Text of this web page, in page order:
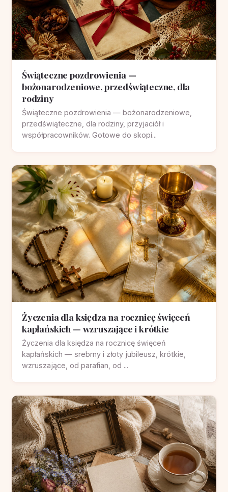
Świąteczne pozdrowienia —
bożonarodzeniowe, przedświąteczne, dla
rodziny
Świąteczne pozdrowienia — bożonarodzeniowe,
przedświąteczne, dla rodziny, przyjaciół i
współpracowników. Gotowe do skopi...
Życzenia dla księdza na rocznicę święceń
kapłańskich — wzruszające i krótkie
Życzenia dla księdza na rocznicę święceń
kapłańskich — srebrny i złoty jubileusz, krótkie,
wzruszające, od parafian, od ...